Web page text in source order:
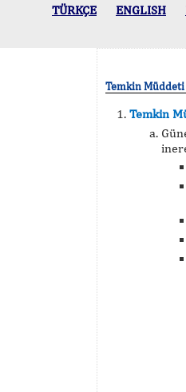
TÜRKÇE ENGLISH
Temkin Müddeti
Temkin